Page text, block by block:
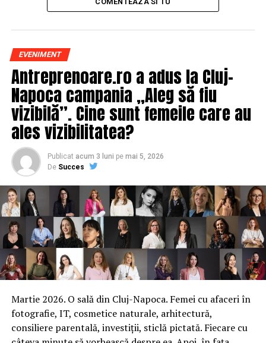
EVENIMENT
Antreprenoare.ro a adus la Cluj-
Napoca campania „Aleg să fiu
vizibilă”. Cine sunt femeile care au
ales vizibilitatea?
Publicat acum 3 luni pe mai 5, 2026
De Succes
Martie 2026. O sală din Cluj-Napoca. Femei cu afaceri în
fotografie, IT, cosmetice naturale, arhitectură,
consiliere parentală, investiții, sticlă pictată. Fiecare cu